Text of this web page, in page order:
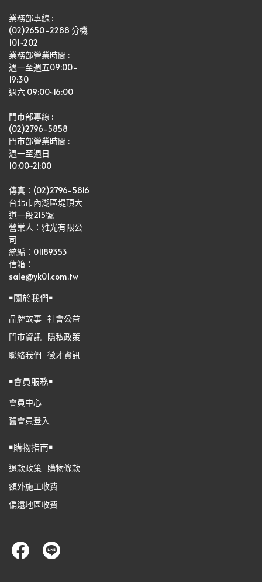
業務部專線 :
(02)2650-2288 分機
101~202
業務部營業時間 :
週一至週五09:00-
19:30
週六 09:00~16:00
門市部專線 :
(02)2796-5858
門市部營業時間 :
週一至週日
10:00~21:00
傳真：(02)2796-5816
台北市內湖區堤頂大
道一段215號
營業人：雅光有限公
司
統編：01189353
信箱：
sale@yk01.com.tw
￭關於我們￭
品牌故事 社會公益
門市資訊 隱私政策
聯絡我們 徵才資訊
￭會員服務￭
會員中心
舊會員登入
￭購物指南￭
退款政策 購物條款
額外施工收費
偏遠地區收費